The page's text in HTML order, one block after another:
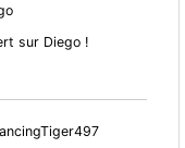
sur Diego !